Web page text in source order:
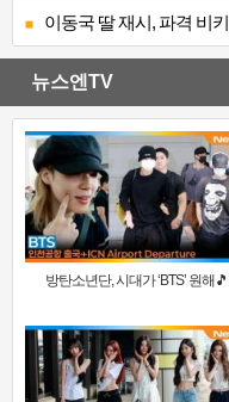
이동국 딸 재시, 파격 비
뉴스엔TV
방탄소년단, 시대가 ‘BTS’ 원해🎵